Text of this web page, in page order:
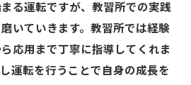
る運転ですが、教習所での実践
いていきます。教習所では経験
応用まで丁寧に指導してくれま
運転を行うことで自身の成長を